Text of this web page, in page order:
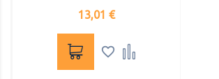
Precio
13,01 €
 